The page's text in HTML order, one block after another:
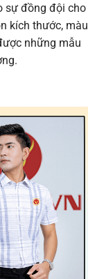
sự đồng đội cho
kích thước, màu
những mẫu